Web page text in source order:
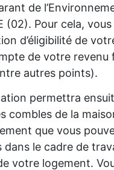
de
(02). Pour cela,
d’éligibilité de
de votre revenu
autres points).
permettra
combles de la
que vous
dans le cadre de
votre logement.